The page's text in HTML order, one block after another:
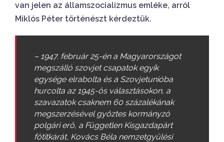
van jelen az államszocializmus emléke, arról
Miklós Péter történészt kérdeztük.
– 1947. február 25-én a Magyarországot
megszálló szovjet csapatok egyik
egysége elrabolta és a Szovjetunióba
hurcolta az 1945-ös választásokon, a
szavazatok csaknem 60 százalékának
megszerzésével győztes kormányzó
polgári erő, a Független Kisgazdapárt
főtitkárát, Kovács Béla nemzetgyűlési